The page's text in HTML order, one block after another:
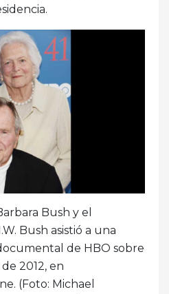
Bush y el
Bush asistió a una
de HBO sobre
2012, en
(Foto: Michael